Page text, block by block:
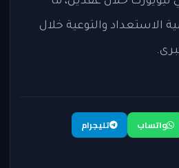
الاستعداد والتوعية خلال
واتساب
تليجرام